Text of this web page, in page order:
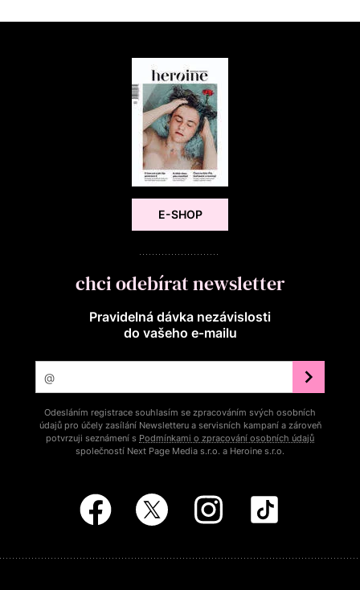
E-SHOP
chci odebírat newsletter
Pravidelná dávka nezávislosti
do vašeho e‑mailu
Odesláním registrace souhlasím se zpracováním svých osobních
údajů pro účely zasílání Newsletteru a servisních kampaní a zároveň
potvrzuji seznámení s Podmínkami o zpracování osobních údajů
společností Next Page Media s.r.o. a Heroine s.r.o.